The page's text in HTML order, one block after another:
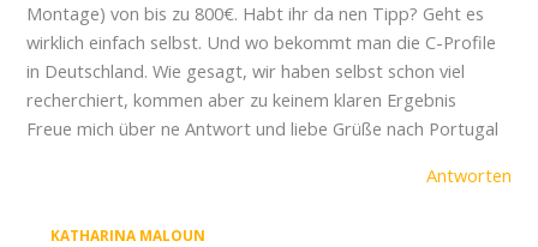
Montage) von bis zu 800€. Habt ihr da nen Tipp? Geht es
wirklich einfach selbst. Und wo bekommt man die C-Profile
in Deutschland. Wie gesagt, wir haben selbst schon viel
recherchiert, kommen aber zu keinem klaren Ergebnis
Freue mich über ne Antwort und liebe Grüße nach Portugal
Antworten
KATHARINA MALOUN